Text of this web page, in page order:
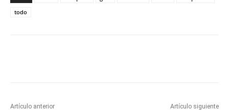
todo
Artículo anterior Artículo siguiente